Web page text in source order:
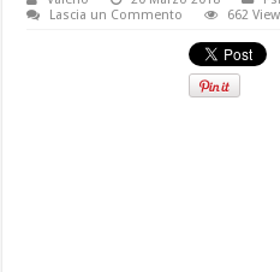
Lascia un Commento
662